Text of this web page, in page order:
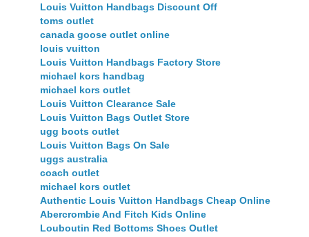
Louis Vuitton Handbags Discount Off
toms outlet
canada goose outlet online
louis vuitton
Louis Vuitton Handbags Factory Store
michael kors handbag
michael kors outlet
Louis Vuitton Clearance Sale
Louis Vuitton Bags Outlet Store
ugg boots outlet
Louis Vuitton Bags On Sale
uggs australia
coach outlet
michael kors outlet
Authentic Louis Vuitton Handbags Cheap Online
Abercrombie And Fitch Kids Online
Louboutin Red Bottoms Shoes Outlet